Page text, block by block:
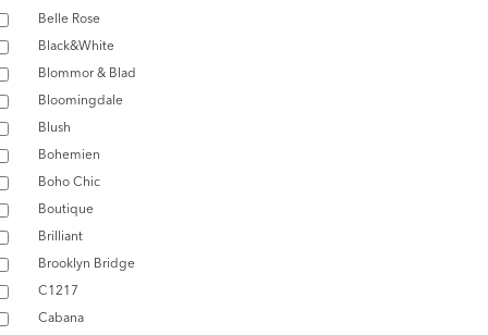
Belle Rose
Black&White
Blommor & Blad
Bloomingdale
Blush
Bohemien
Boho Chic
Boutique
Brilliant
Brooklyn Bridge
C1217
Cabana